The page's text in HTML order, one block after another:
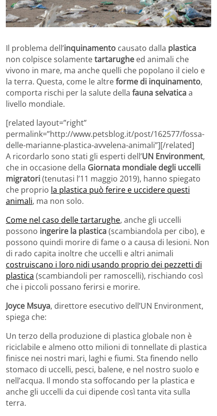
Il problema dell’inquinamento causato dalla plastica
non colpisce solamentetartarughe ed animali che
vivono in mare, ma anche quelli che popolano il cielo e
la terra. Questa, come le altreforme di inquinamento,
comporta rischi per la salute della fauna selvaticaa
livello mondiale.
[related layout=”right”
permalink=”http://www.petsblog.it/post/162577/fossa-
delle-marianne-plastica-avvelena-animali”][/related]
A ricordarlo sono stati gli esperti dell’UN Environment,
che in occasione della Giornata mondiale degli uccelli
migratori(tenutasi l’11 maggio 2019), hanno spiegato
che proprio la plastica può ferire e uccidere questi
animali, ma non solo.
Come nel caso delle tartarughe, anche gli uccelli
possono ingerire la plastica(scambiandola per cibo), e
possono quindi morire di fame o a causa di lesioni. Non
di rado capita inoltre che uccelli e altri animali
costruiscano i loro nidi usando proprio dei pezzetti di
plastica (scambiandoli per ramoscelli), rischiando così
che i piccoli possano ferirsi e morire.
Joyce Msuya, direttore esecutivo dell’UN Environment,
spiega che:
Un terzo della produzione di plastica globale non è
riciclabile e almeno otto milioni di tonnellate di plastica
finisce nei nostri mari, laghi e fiumi. Sta finendo nello
stomaco di uccelli, pesci, balene, e nel nostro suolo e
nell’acqua. Il mondo sta soffocando per la plastica e
anche gli uccelli da cui dipende così tanta vita sulla
terra.